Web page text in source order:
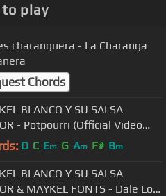
to play
charanguera - La Charanga
Chords
BLANCO Y SU SALSA
- Potpourri (Official Video
D C Em G Am F# Bm
BLANCO Y SU SALSA
& MAYKEL FONTS - Dale Lo